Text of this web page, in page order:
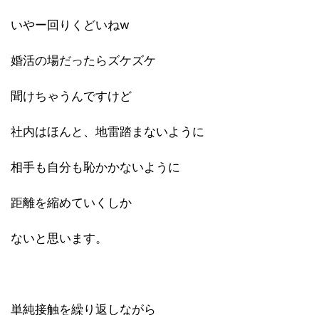
いやー回りくどいねw
婚活の場だったらズケズケ
聞けちゃうんですけど
社内はほんと、地雷踏まないように
相手も自分も恥かかないように
距離を縮めていくしか
ないと思います。
単純接触を繰り返しながら